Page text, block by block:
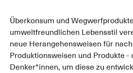
Überkonsum und
umweltfreundlichen Lebensstil
neue Herangehensweisen für
Produktionsweisen und Produkte -
Denker*innen, um diese zu